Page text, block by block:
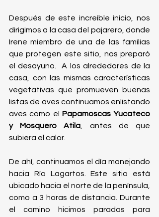
Después de este increíble inicio, nos
dirigimos a la casa del pajarero, donde
Irene miembro de una de las familias
que protegen este sitio, nos preparó
el desayuno.  A los alrededores de la
casa, con las mismas características
vegetativas que promueven buenas
listas de aves continuamos enlistando
aves como el
Papamoscas Yucateco
y Mosquero Atila , antes de que
subiera el calor.
De ahí, continuamos el día manejando
hacia Río Lagartos. Este sitio está
ubicado hacia el norte de la península,
como a 3 horas de distancia. Durante
el camino hicimos paradas para